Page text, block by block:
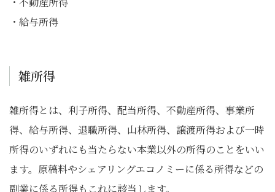
・給与所得
雑所得
雑所得とは、利子所得、配当所得、不動産所得、事業所
得、給与所得、退職所得、山林所得、譲渡所得および一時
所得のいずれにも当たらない本業以外の所得のことをいい
ます。原稿料やシェアリングエコノミーに係る所得などの
副業に係る所得もこれに該当します。